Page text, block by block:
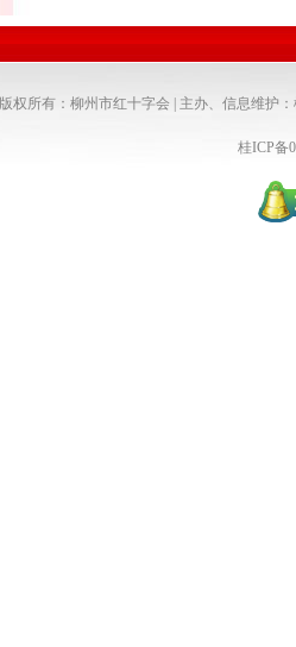
版权所有：柳州市红十字会 | 主办、信息维护
桂ICP备